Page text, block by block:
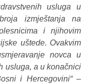
usluga u
izmještanja na
i njihovim
uštede. Ovakvim
novca u
usluga, a u konačnici
i Hercegovini“ –